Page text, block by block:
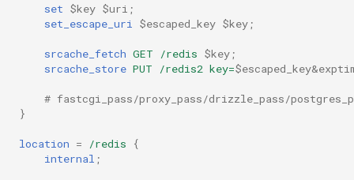
set $key $uri ;
set_escape_uri $escaped_key $key;
srcache_fetch GET /redis $key;
srcache_store PUT /redis2 key=
# fastcgi_pass/proxy_pass/drizzle_pass/
}
location = /redis
{
internal ;